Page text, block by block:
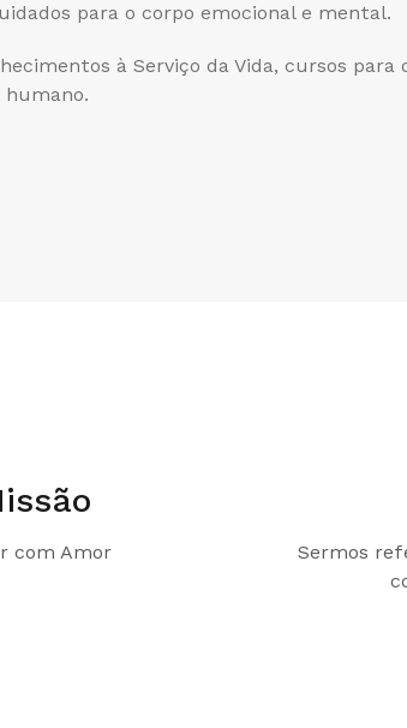
para o corpo emocional e mental.
à Serviço da Vida, cursos para
humano.
com Amor
Sermos